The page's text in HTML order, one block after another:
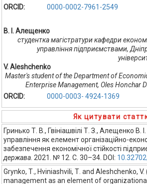
ORCID:
0000-0002-7961-2549
В. І. Алещенко
студентка магістратури кафедри
управління підприємствами,
V. Aleshchenko
Master's student of the Department of
Enterprise Management, Oles Honchar
ORCID:
0000-0003- 4924-1369
Як цитувати
Гринько Т. В., Гвініашвілі Т. З., Алещенко В.
управління як елемент організаційно-
забезпечення економічної стійкості
держава . 2021. № 12. С. 30–34. DOI:
Grynko, Т., Hviniashvili, Т. and Aleshchenko,
management as an element of